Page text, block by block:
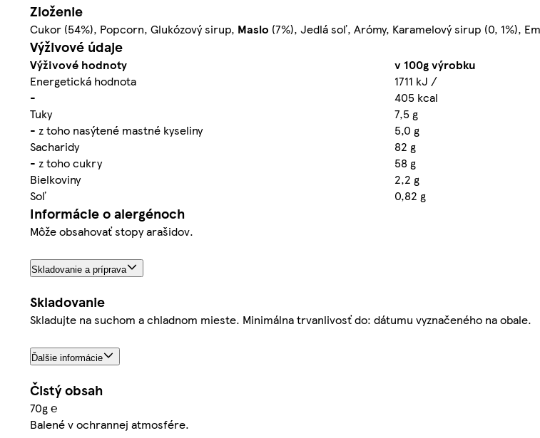
Zloženie
Cukor (54%), Popcorn, Glukózový sirup, Maslo (7%), Jedlá soľ, Arómy, Karamelový sirup (0, 1%),
Výživové údaje
Výživové hodnoty
v 100g výrobku
Energetická hodnota
1711 kJ /
-
405 kcal
Tuky
7,5 g
- z toho nasýtené mastné kyseliny
5,0 g
Sacharidy
82 g
- z toho cukry
58 g
Bielkoviny
2,2 g
Soľ
0,82 g
Informácie o alergénoch
Môže obsahovať stopy arašidov.
Skladovanie a príprava
Skladovanie
Skladujte na suchom a chladnom mieste. Minimálna trvanlivosť do: dátumu vyznačeného na obale.
Ďalšie informácie
Čistý obsah
70g ℮
Balené v ochrannej atmosfére.